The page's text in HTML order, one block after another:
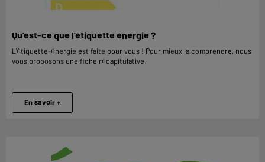
Qu'est-ce que l'étiquette énergie ?
L’étiquette-énergie est faite pour vous ! Pour mieux la comprendre, nous
vous proposons une fiche récapitulative.
En savoir +